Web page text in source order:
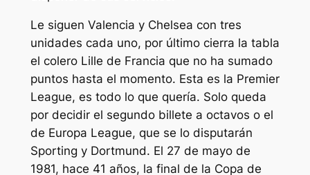
Le siguen Valencia y Chelsea con tres
unidades cada uno, por último cierra la tabla
el colero Lille de Francia que no ha sumado
puntos hasta el momento. Esta es la Premier
League, es todo lo que quería. Solo queda
por decidir el segundo billete a octavos o el
de Europa League, que se lo disputarán
Sporting y Dortmund. El 27 de mayo de
1981, hace 41 años, la final de la Copa de